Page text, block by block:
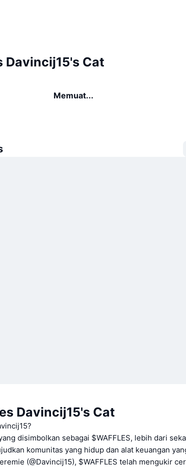
Davincij15's Cat
Memuat...
Davincij15's Cat
disimbolkan sebagai $WAFFLES, lebih dari
komunitas yang hidup dan alat keuangan
(@Davincij15), $WAFFLES telah mengukir